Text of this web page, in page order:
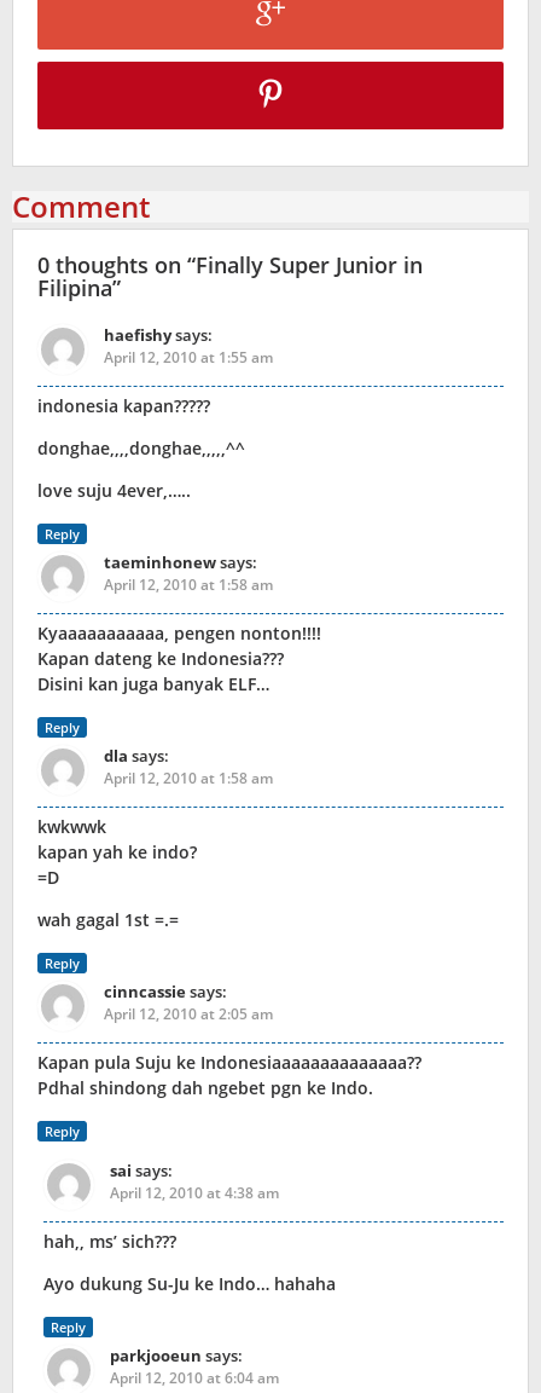
Comment
0 thoughts on “Finally Super Junior in
Filipina”
haefishysays:
April 12, 2010 at 1:55 am
indonesia kapan?????
donghae,,,,donghae,,,,,^^
love suju 4ever,…..
Reply
taeminhonewsays:
April 12, 2010 at 1:58 am
Kyaaaaaaaaaaa, pengen nonton!!!!
Kapan dateng ke Indonesia???
Disini kan juga banyak ELF…
Reply
dla says:
April 12, 2010 at 1:58 am
kwkwwk
kapan yah ke indo?
=D
wah gagal 1st =.=
Reply
cinncassiesays:
April 12, 2010 at 2:05 am
Kapan pula Suju ke Indonesiaaaaaaaaaaaaaa??
Pdhal shindong dah ngebet pgn ke Indo.
Reply
sai says:
April 12, 2010 at 4:38 am
hah,, ms’ sich???
Ayo dukung Su-Ju ke Indo… hahaha
Reply
parkjooeun says:
April 12, 2010 at 6:04 am